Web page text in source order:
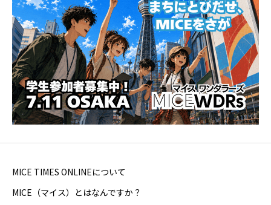
MICE TIMES ONLINEについて
MICE（マイス）とはなんですか？